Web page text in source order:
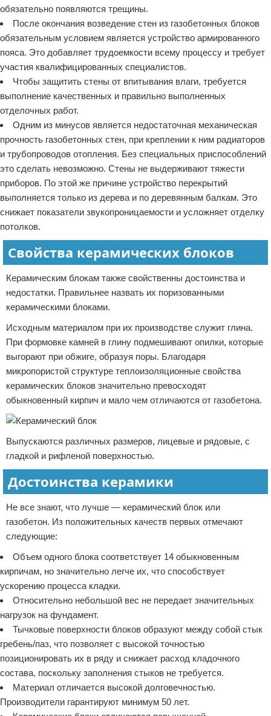
обязательно появляются трещины.
После окончания возведение стен из газобетонных блоков
обязательным условием является устройство армированного
пояса. Это добавляет трудоемкости всему процессу и требует
участия квалифицированных специалистов.
Чтобы защитить стены от впитывания влаги, требуется
выполнение качественных и правильно выполненных
отделочных работ.
Одним из минусов является недостаточная механическая
прочность газобетонных стен, при креплении к ним радиаторов
и трубопроводов отопления. Без специальных приспособлений
это сделать невозможно. Стены не выдерживают тяжести
приборов. По этой же причине устройство перекрытий
выполняется только из дерева и по деревянным балкам. Это
снижает показатели звукопроницаемости и усложняет отделку
потолков.
Свойства керамических блоков
Керамическим блокам также свойственны достоинства и
недостатки. Правильнее назвать их поризованными
керамическими блоками.
Исходным материалом при их производстве служит глина.
При формовке камней в глину подмешивают опилки, которые
выгорают при обжиге, образуя поры. Благодаря
микропористой структуре теплоизоляционные свойства
керамических блоков значительно превосходят
обыкновенный кирпич и мало чем отличаются от газобетона.
Выпускаются различных размеров, лицевые и рядовые, с
гладкой и рифленой поверхностью.
Достоинства керамики
Не все знают, что лучше — керамический блок или
газобетон. Из положительных качеств первых отмечают
следующие:
Объем одного блока соответствует 14 обыкновенным
кирпичам, но значительно легче их, что способствует
ускорению процесса кладки.
Относительно небольшой вес не передает значительных
нагрузок на фундамент.
Тычковые поверхности блоков образуют между собой стык
гребень/паз, что позволяет с высокой точностью
позиционировать их в ряду и снижает расход кладочного
состава, поскольку заполнения стыков не требуется.
Материал отличается высокой долговечностью.
Производители гарантируют минимум 50 лет.